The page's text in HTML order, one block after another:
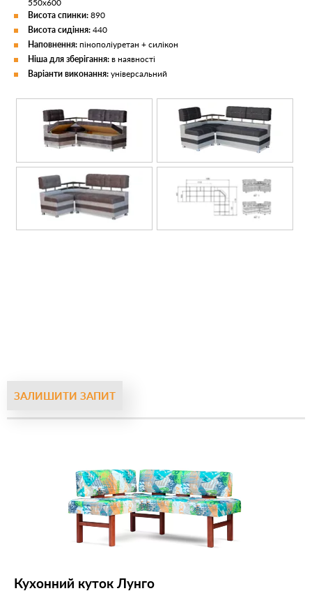
ЗАЛИШИТИ ЗАПИТ
550х600
Висота спинки: 890
Висота сидіння: 440
Наповнення: пінополіуретан + силікон
Ніша для зберігання: в наявності
Варіанти виконання: універсальний
Кухонний куток Лунго